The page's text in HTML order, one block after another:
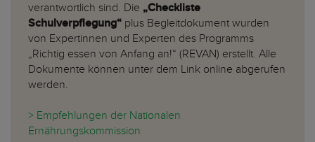
verantwortlich sind. Die „Checkliste
Schulverpflegung“ plus Begleitdokument wurden
von Expertinnen und Experten des Programms
„Richtig essen von Anfang an!“ (REVAN) erstellt. Alle
Dokumente können unter dem Link online abgerufen
werden.
> Empfehlungen der Nationalen
Ernährungskommission